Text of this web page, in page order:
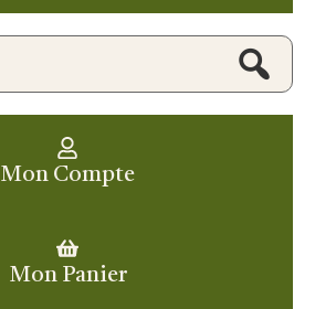
Mon Compte
Mon Panier